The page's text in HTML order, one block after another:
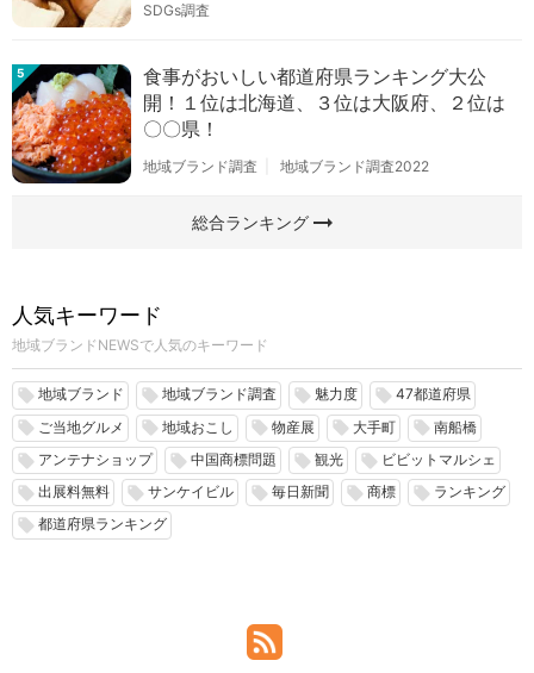
SDGs調査
5
食事がおいしい都道府県ランキング大公
開！１位は北海道、３位は大阪府、２位は
〇〇県！
地域ブランド調査 地域ブランド調査2022
総合ランキングarrow_right_alt
人気キーワード
地域ブランドNEWSで人気のキーワード
local_offer 地域ブランド local_offer 地域ブランド調査 local_offer 魅力度 local_offer 47都道府県
local_offer ご当地グルメ local_offer 地域おこし local_offer 物産展 local_offer 大手町 local_offer 南船橋
local_offer アンテナショップ local_offer 中国商標問題 local_offer 観光 local_offer ビビットマルシェ
local_offer 出展料無料 local_offer サンケイビル local_offer 毎日新聞 local_offer 商標 local_offer ランキング
local_offer 都道府県ランキング